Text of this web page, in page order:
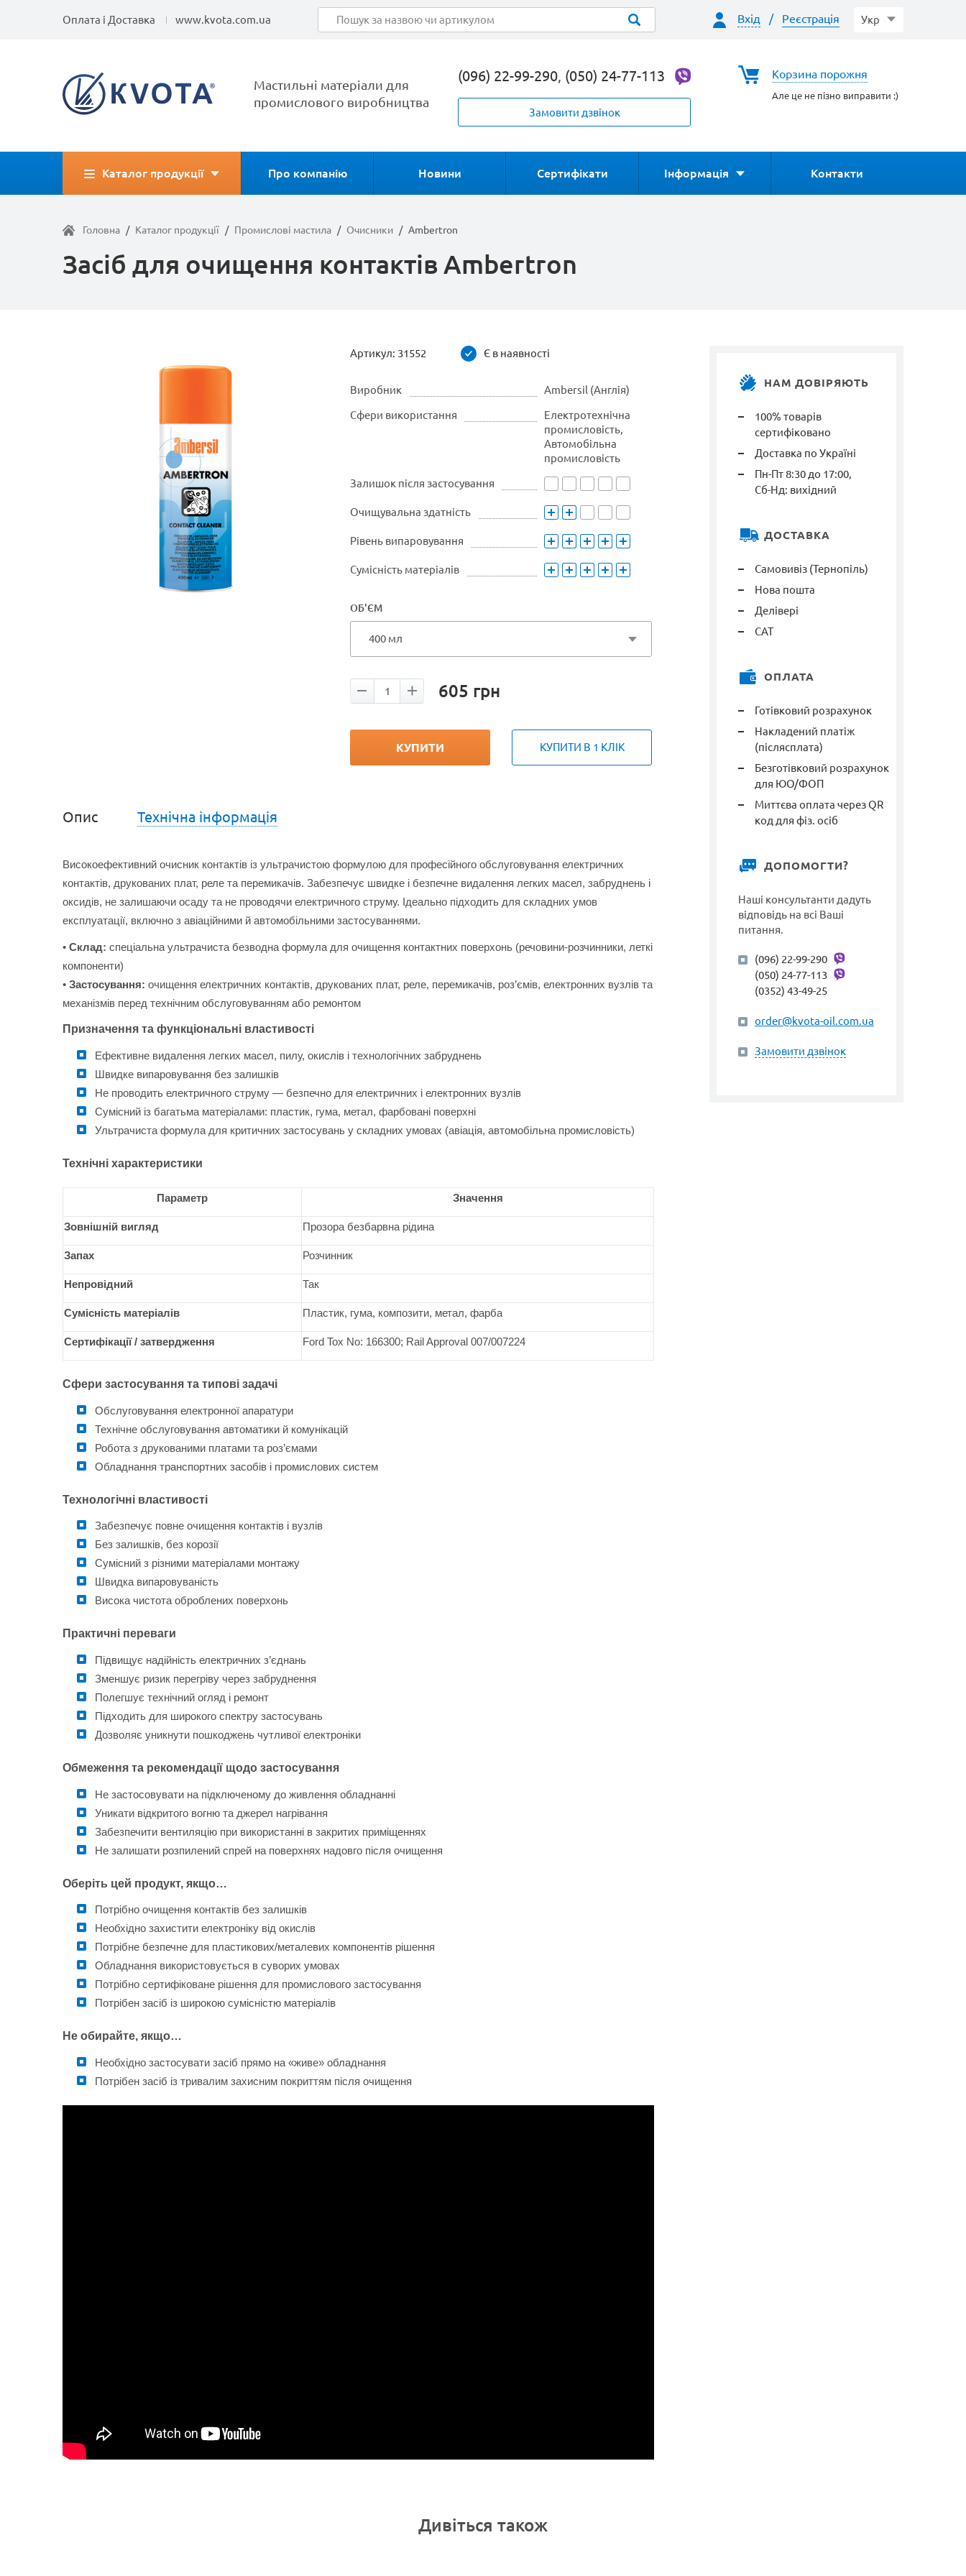
Оплата і Доставка www.kvota.com.ua Укр
Вхід / Реєстрація
Мастильні матеріали для
промислового виробництва
Корзина порожня
Але це не пізно виправити :)
(096) 22-99-290, (050) 24-77-113
Замовити дзвінок
Каталог продукції Про компанію Новини Сертифікати Інформація Контакти
Головна / Каталог продукції / Промислові мастила / Очисники / Ambertron
Засіб для очищення контактів Ambertron
Артикул: 31552 Є в наявності
Виробник Ambersil (Англія)
Сфери використання
Електротехнічна
промисловість,
Автомобільна
промисловість
Залишок після застосування
Очищувальна здатність
Рівень випаровування
Сумісність матеріалів
ОБ'ЄМ
400 мл
605 грн
КУПИТИ КУПИТИ В 1 КЛІК
Опис Технічна інформація
Високоефективний очисник контактів із ультрачистою формулою для професійного обслуговування електричних
контактів, друкованих плат, реле та перемикачів. Забезпечує швидке і безпечне видалення легких масел, забруднень і
оксидів, не залишаючи осаду та не проводячи електричного струму. Ідеально підходить для складних умов
експлуатації, включно з авіаційними й автомобільними застосуваннями.
• Склад: спеціальна ультрачиста безводна формула для очищення контактних поверхонь (речовини-розчинники, леткі
компоненти)
• Застосування: очищення електричних контактів, друкованих плат, реле, перемикачів, роз’ємів, електронних вузлів та
механізмів перед технічним обслуговуванням або ремонтом
Призначення та функціональні властивості
Ефективне видалення легких масел, пилу, окислів і технологічних забруднень
Швидке випаровування без залишків
Не проводить електричного струму — безпечно для електричних і електронних вузлів
Сумісний із багатьма матеріалами: пластик, гума, метал, фарбовані поверхні
Ультрачиста формула для критичних застосувань у складних умовах (авіація, автомобільна промисловість)
Технічні характеристики
Параметр Значення
Зовнішній вигляд Прозора безбарвна рідина
Запах Розчинник
Непровідний Так
Сумісність матеріалів Пластик, гума, композити, метал, фарба
Сертифікації / затвердження Ford Tox No: 166300; Rail Approval 007/007224
Сфери застосування та типові задачі
Обслуговування електронної апаратури
Технічне обслуговування автоматики й комунікацій
Робота з друкованими платами та роз’ємами
Обладнання транспортних засобів і промислових систем
Технологічні властивості
Забезпечує повне очищення контактів і вузлів
Без залишків, без корозії
Сумісний з різними матеріалами монтажу
Швидка випаровуваність
Висока чистота оброблених поверхонь
Практичні переваги
Підвищує надійність електричних з’єднань
Зменшує ризик перегріву через забруднення
Полегшує технічний огляд і ремонт
Підходить для широкого спектру застосувань
Дозволяє уникнути пошкоджень чутливої електроніки
Обмеження та рекомендації щодо застосування
Не застосовувати на підключеному до живлення обладнанні
Уникати відкритого вогню та джерел нагрівання
Забезпечити вентиляцію при використанні в закритих приміщеннях
Не залишати розпилений спрей на поверхнях надовго після очищення
Оберіть цей продукт, якщо…
Потрібно очищення контактів без залишків
Необхідно захистити електроніку від окислів
Потрібне безпечне для пластикових/металевих компонентів рішення
Обладнання використовується в суворих умовах
Потрібно сертифіковане рішення для промислового застосування
Потрібен засіб із широкою сумісністю матеріалів
Не обирайте, якщо…
Необхідно застосувати засіб прямо на «живе» обладнання
Потрібен засіб із тривалим захисним покриттям після очищення
НАМ ДОВІРЯЮТЬ
100% товарів
сертифіковано
Доставка по Україні
Пн-Пт 8:30 до 17:00,
Сб-Нд: вихідний
ДОСТАВКА
Самовивіз (Тернопіль)
Нова пошта
Делівері
САТ
ОПЛАТА
Готівковий розрахунок
Накладений платіж
(післясплата)
Безготівковий розрахунок
для ЮО/ФОП
Миттєва оплата через QR
код для фіз. осіб
ДОПОМОГТИ?
Наші консультанти дадуть
відповідь на всі Ваші
питання.
(096) 22-99-290
(050) 24-77-113
(0352) 43-49-25
order@kvota-oil.com.ua
Замовити дзвінок
Дивіться також